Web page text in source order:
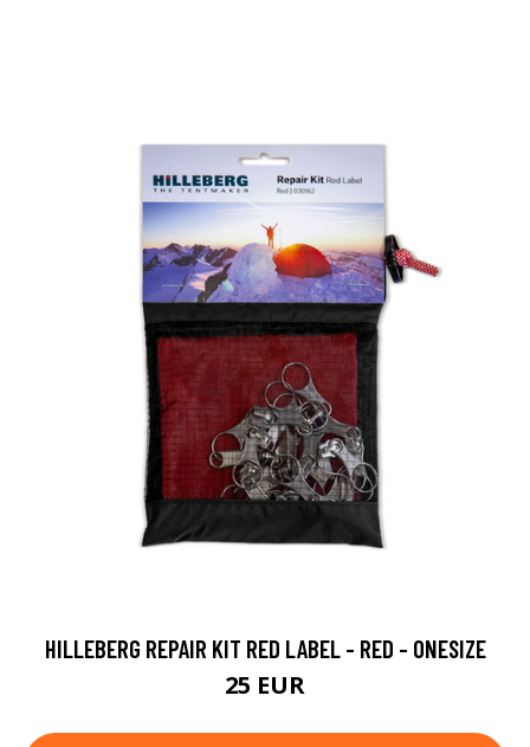
HILLEBERG REPAIR KIT RED LABEL - RED - ONESIZE
25 EUR